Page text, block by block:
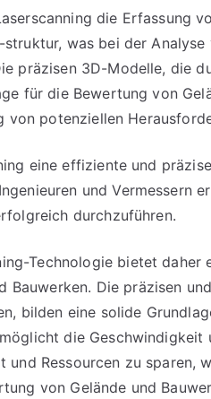
die Erfassung
was bei der
präzisen 3D-Modelle, die
für die Bewertung von
potenziellen
eine effiziente und
und Vermessern
durchzuführen.
Technologie bietet
Bauwerken. Die präzisen
bilden eine solide
die Geschwindigkeit
und Ressourcen zu sparen,
von Gelände und